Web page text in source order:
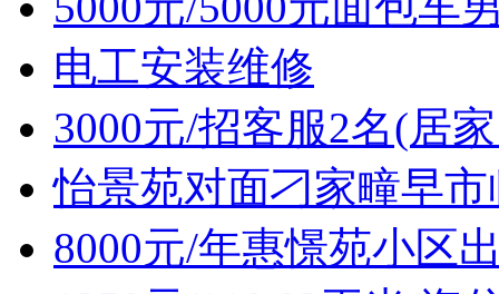
电工安装维修
3000元/招客服2名(居
怡景苑对面刁家疃早
8000元/年惠憬苑小区